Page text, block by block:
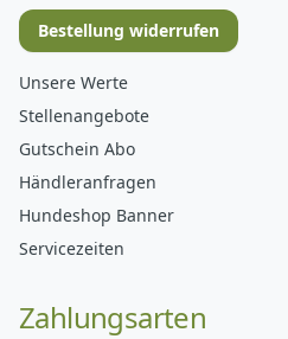
Bestellung widerrufen
Unsere Werte
Stellenangebote
Gutschein Abo
Händleranfragen
Hundeshop Banner
Servicezeiten
Zahlungsarten